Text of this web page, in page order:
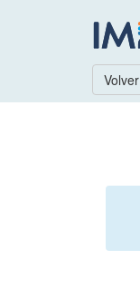
Volver